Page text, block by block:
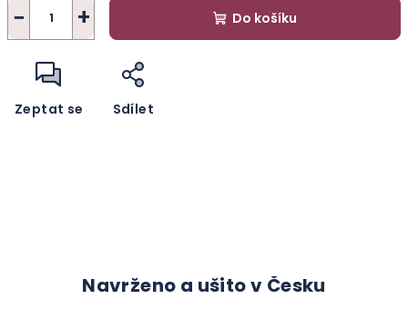
+
− Do košíku
Zeptat se Sdílet
Navrženo a ušito v Česku